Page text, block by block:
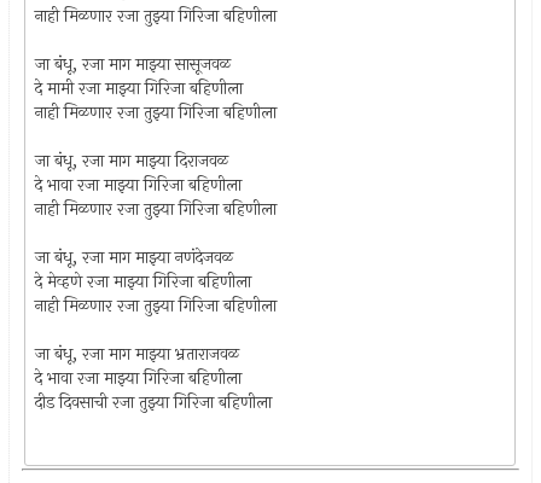
नाही मिळणार रजा तुझ्या गिरिजा बहिणीला
जा बंधू, रजा माग माझ्या सासूजवळ
दे मामी रजा माझ्या गिरिजा बहिणीला
नाही मिळणार रजा तुझ्या गिरिजा बहिणीला
जा बंधू, रजा माग माझ्या दिराजवळ
दे भावा रजा माझ्या गिरिजा बहिणीला
नाही मिळणार रजा तुझ्या गिरिजा बहिणीला
जा बंधू, रजा माग माझ्या नणंदेजवळ
दे मेव्हणे रजा माझ्या गिरिजा बहिणीला
नाही मिळणार रजा तुझ्या गिरिजा बहिणीला
जा बंधू, रजा माग माझ्या भ्रताराजवळ
दे भावा रजा माझ्या गिरिजा बहिणीला
दीड दिवसाची रजा तुझ्या गिरिजा बहिणीला